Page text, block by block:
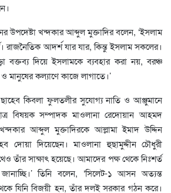
উপদেষ্টা খন্দকার আব্দুল মুক্তাদির বলেন, ‘ইসলাম
রাজনৈতিক আদর্শ যার যার, কিন্তু ইসলাম সকলের।
দিয়ে ইসলামকে ব্যবহার করা নয়, বরঞ্চ
কল্যাণে কাজে লাগাতে।’
কিবলা ফুলতলীর সুযোগ্য নাতি ও আঞ্জুমানে
বিষয়ক সম্পাদক মাওলানা রেদোয়ান আহমদ
আব্দুল মুক্তাদিরকে আল্লামা ইমাদ উদ্দিন
দোয়া দিয়েছেন। মাওলানা হুছামুদ্দীন চৌধুরী
তাঁর সাক্ষাৎ হয়েছে। আমাদের পক্ষ থেকে নিঃশর্ত
তিনি বলেন, ‘সিলেট-১ আসন অত্যন্ত
যিনি বিজয়ী হন, তাঁর দলই সরকার গঠন করে।